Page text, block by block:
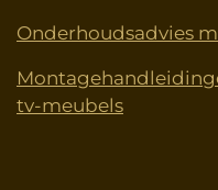
Onderhoudsadvies
tv-meubels